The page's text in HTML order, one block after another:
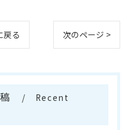
戻る 次のページ >
Recent